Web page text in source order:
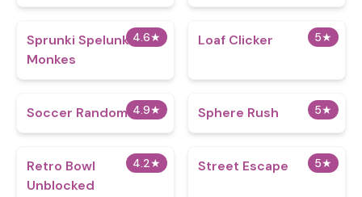
4.6★
Sprunki Spelunke
Monkes
5★
Loaf Clicker
4.9★
Soccer Random 5★
Sphere Rush
4.2★
Retro Bowl
Unblocked
5★
Street Escape